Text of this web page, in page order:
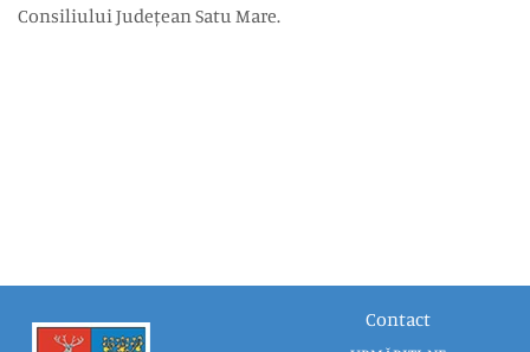
Consiliului Județean Satu Mare.
Contact